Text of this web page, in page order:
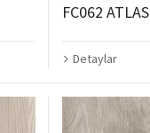
FC062 ATLAS
Detaylar